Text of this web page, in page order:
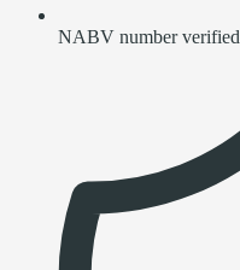
NABV number verified